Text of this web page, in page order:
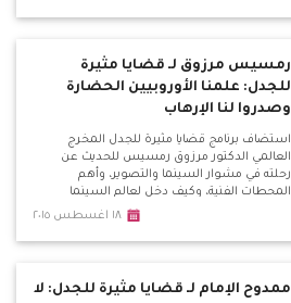
رمسيس مرزوق لـ قضايا مثيرة
للجدل: علمنا الأوروبيين الحضارة
وصدروا لنا الإرهاب
استضاف برنامج قضايا مثيرة للجدل المخرج
العالمي الدكتور مرزوق رمسيس للحديث عن
رحلته في مشوار السينما والتصوير، وأهم
المحطات الفنية، وكيف دخل لعالم السينما
١٨ اغسطس ٢٠١٥
ممدوح الإمام لـ قضايا مثيرة للجدل: لا